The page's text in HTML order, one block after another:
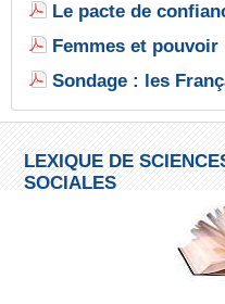
Le pacte de
Femmes et
Sondage : les
LEXIQUE DE
SOCIALES